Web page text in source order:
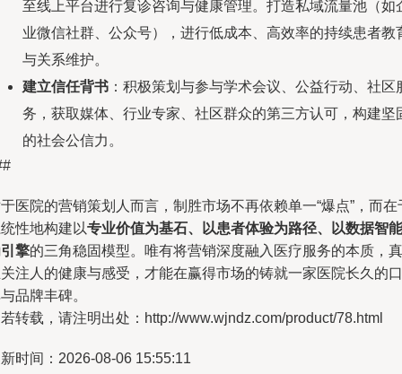
至线上平台进行复诊咨询与健康管理。打造私域流量池（如
业微信社群、公众号），进行低成本、高效率的持续患者教
与关系维护。
建立信任背书 ：积极策划与参与学术会议、公益行动、社区
务，获取媒体、行业专家、社区群众的第三方认可，构建坚
的社会公信力。
医院的营销策划人而言，制胜市场不再依赖单一“爆点”，而在
性地构建以专业价值为基石、以患者体验为路径、以数据智能
擎的三角稳固模型。唯有将营销深度融入医疗服务的本质，真
注人的健康与感受，才能在赢得市场的铸就一家医院长久的口
品牌丰碑。
转载，请注明出处：http://www.wjndz.com/product/78.html
时间：2026-08-06 15:55:11